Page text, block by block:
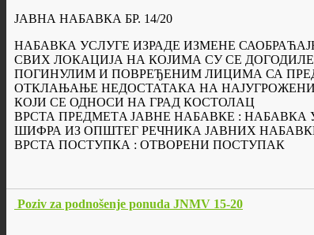
ЈАВНА НАБАВКА БР. 14/20
НАБАВКА УСЛУГЕ ИЗРАДЕ ИЗМЕНЕ
СВИХ ЛОКАЦИЈА НА КОЈИМА СУ СЕ ДОГОДИЛЕ
ПОГИНУЛИМ И ПОВРЕЂЕНИМ ЛИЦИМА СА
ОТКЛАЊАЊЕ НЕДОСТАТАКА НА
КОЈИ СЕ ОДНОСИ НА ГРАД КОСТОЛАЦ
ВРСТА ПРЕДМЕТA ЈАВНЕ НАБАВКЕ : НАБАВКА
ШИФРА ИЗ ОПШТЕГ РЕЧНИКА ЈАВНИХ НАБАВКИ:
ВРСТА ПОСТУПКА : ОТВОРЕНИ ПОСТУПАК
Poziv za podnošenje ponuda JNMV 15-20